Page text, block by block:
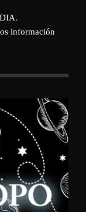
.
información